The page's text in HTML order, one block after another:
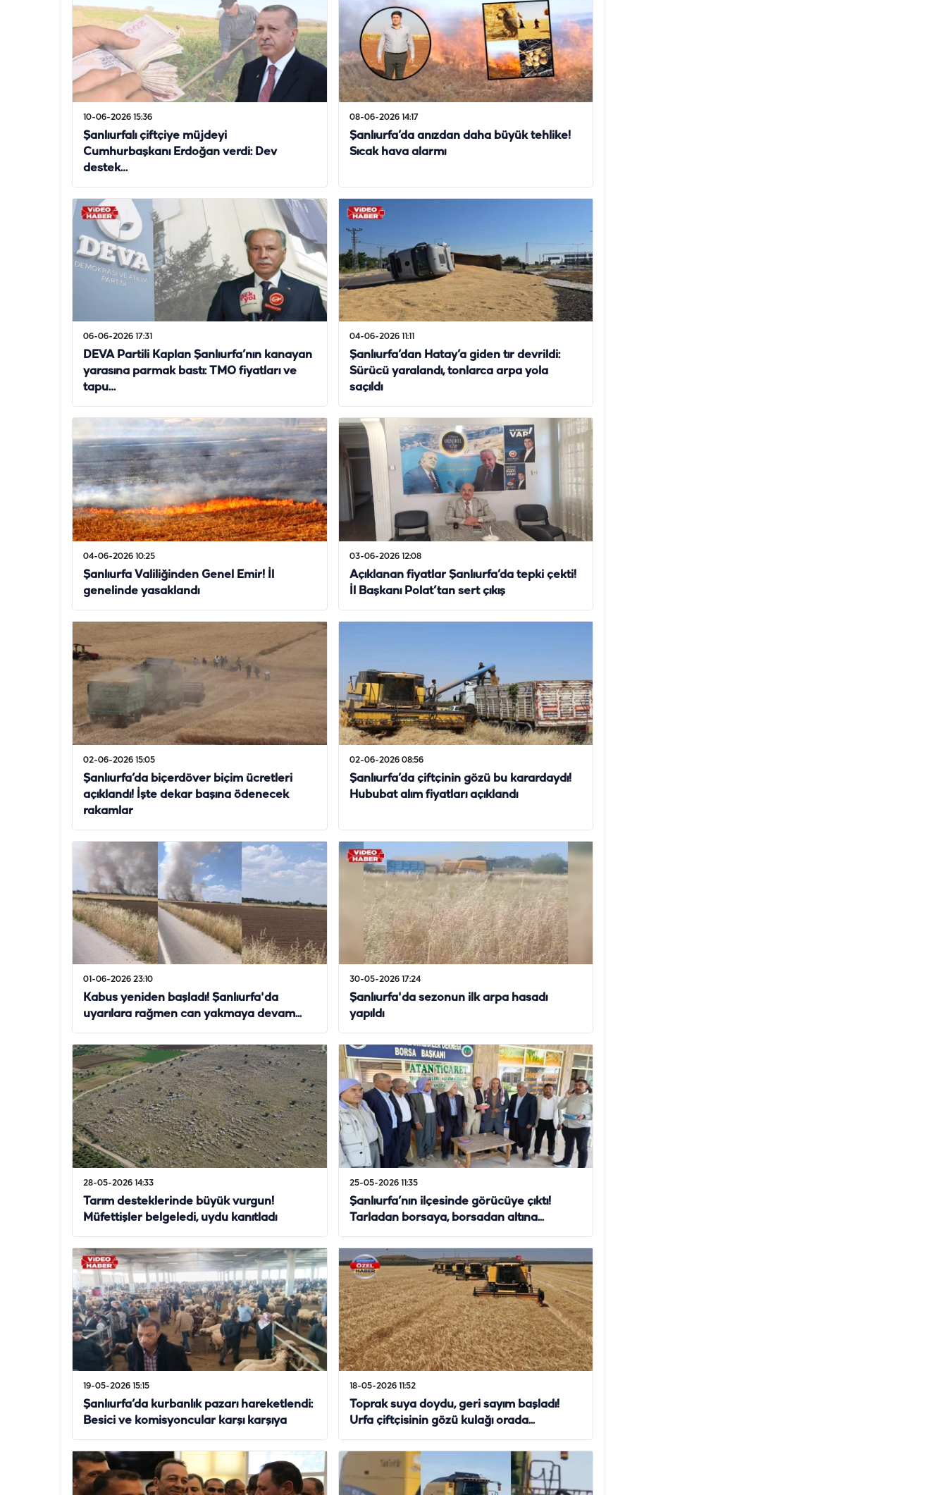
10-06-2026 15:36
Şanlıurfalı çiftçiye müjdeyi
Cumhurbaşkanı Erdoğan verdi: Dev
destek…
08-06-2026 14:17
Şanlıurfa’da anızdan daha büyük tehlike!
Sıcak hava alarmı
06-06-2026 17:31
DEVA Partili Kaplan Şanlıurfa’nın kanayan
yarasına parmak bastı: TMO fiyatları ve
tapu…
04-06-2026 11:11
Şanlıurfa’dan Hatay’a giden tır devrildi:
Sürücü yaralandı, tonlarca arpa yola
saçıldı
04-06-2026 10:25
Şanlıurfa Valiliğinden Genel Emir! İl
genelinde yasaklandı
03-06-2026 12:08
Açıklanan fiyatlar Şanlıurfa’da tepki çekti!
İl Başkanı Polat’tan sert çıkış
02-06-2026 15:05
Şanlıurfa’da biçerdöver biçim ücretleri
açıklandı! İşte dekar başına ödenecek
rakamlar
02-06-2026 08:56
Şanlıurfa’da çiftçinin gözü bu karardaydı!
Hububat alım fiyatları açıklandı
01-06-2026 23:10
Kabus yeniden başladı! Şanlıurfa'da
uyarılara rağmen can yakmaya devam...
30-05-2026 17:24
Şanlıurfa'da sezonun ilk arpa hasadı
yapıldı
28-05-2026 14:33
Tarım desteklerinde büyük vurgun!
Müfettişler belgeledi, uydu kanıtladı
25-05-2026 11:35
Şanlıurfa’nın ilçesinde görücüye çıktı!
Tarladan borsaya, borsadan altına...
19-05-2026 15:15
Şanlıurfa’da kurbanlık pazarı hareketlendi:
Besici ve komisyoncular karşı karşıya
18-05-2026 11:52
Toprak suya doydu, geri sayım başladı!
Urfa çiftçisinin gözü kulağı orada...